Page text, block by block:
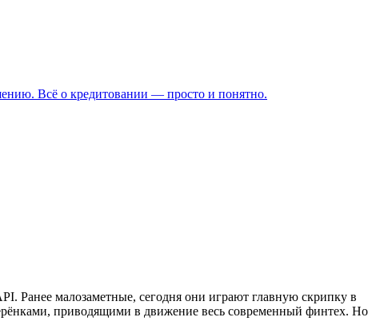
Всё о кредитовании — просто и понятно.
малозаметные, сегодня они играют главную скрипку в
приводящими в движение весь современный финтех. Но